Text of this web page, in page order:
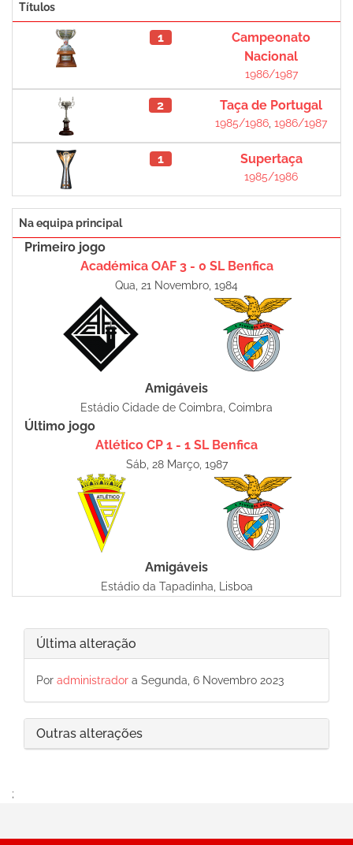
Títulos
1
Campeonato
Nacional
1986/1987
2 Taça de Portugal
1985/1986 1986/1987
1 Supertaça
1985/1986
Na equipa principal
Primeiro jogo
Académica OAF 3 - 0 SL Benfica
Qua, 21 Novembro, 1984
Amigáveis
Estádio Cidade de Coimbra, Coimbra
Último jogo
Atlético CP 1 - 1 SL Benfica
Sáb, 28 Março, 1987
Amigáveis
Estádio da Tapadinha, Lisboa
Última alteração
Por administrador a Segunda, 6 Novembro 2023
Outras alterações
;